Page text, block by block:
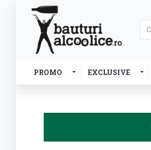
PROMO EXCLUSIVE